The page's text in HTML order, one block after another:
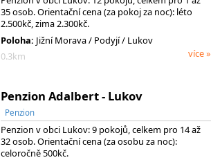
35 osob. Orientační cena (za pokoj za noc): léto
2.500kč, zima 2.300kč.
Poloha: Jižní Morava/ Podyjí/ Lukov
0.3km
více »
Penzion Adalbert - Lukov
Penzion
Penzion v obci Lukov: 9 pokojů, celkem pro 14 až
32 osob. Orientační cena (za osobu za noc):
celoročně 500kč.